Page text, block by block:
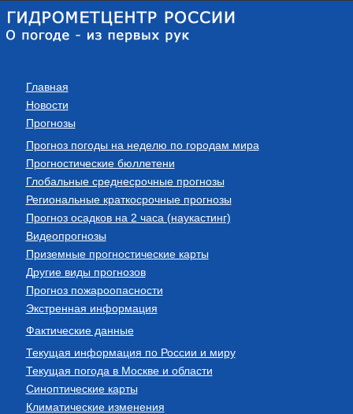
Главная
Новости
Прогнозы
Прогноз погоды на неделю по городам мира
Прогностические бюллетени
Глобальные среднесрочные прогнозы
Региональные краткосрочные прогнозы
Прогноз осадков на 2 часа (наукастинг)
Видеопрогнозы
Приземные прогностические карты
Другие виды прогнозов
Прогноз пожароопасности
Экстренная информация
Фактические данные
Текущая информация по России и миру
Текущая погода в Москве и области
Синоптические карты
Климатические изменения